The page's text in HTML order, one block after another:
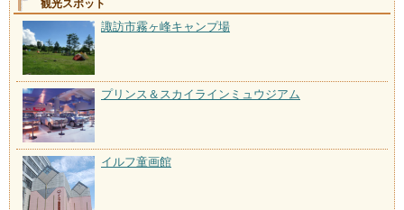
観光スポット
諏訪市霧ヶ峰キャンプ場
プリンス＆スカイラインミュウジアム
イルフ童画館